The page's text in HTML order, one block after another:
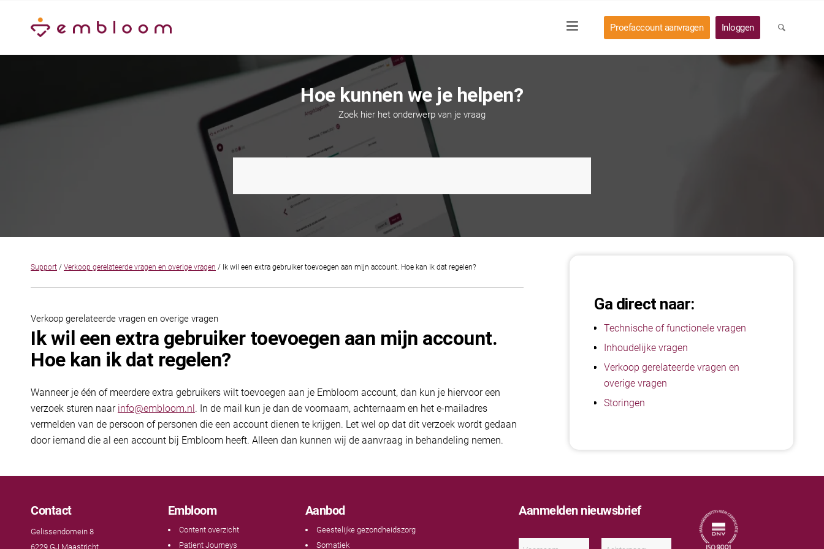
Proefaccount aanvragen Inloggen
Hoe kunnen we je helpen?
Zoek hier het onderwerp van je vraag
Support / Verkoop gerelateerde vragen en overige vragen / Ik wil een extra gebruiker toevoegen aan mijn account. Hoe kan ik dat regelen?
Verkoop gerelateerde vragen en overige vragen
Ik wil een extra gebruiker toevoegen aan mijn account.
Hoe kan ik dat regelen?
Wanneer je één of meerdere extra gebruikers wilt toevoegen aan je Embloom account, dan kun je hiervoor een
verzoek sturen naar info@embloom.nl . In de mail kun je dan de voornaam, achternaam en het e-mailadres
vermelden van de persoon of personen die een account dienen te krijgen. Let wel op dat dit verzoek wordt gedaan
door iemand die al een account bij Embloom heeft. Alleen dan kunnen wij de aanvraag in behandeling nemen.
Ga direct naar:
Technische of functionele vragen
Inhoudelijke vragen
Verkoop gerelateerde vragen en
overige vragen
Storingen
Contact
Gelissendomein 8
6229 GJ Maastricht
Embloom
Content overzicht
Patient Journeys
Aanbod
Geestelijke gezondheidszorg
Somatiek
Aanmelden nieuwsbrief